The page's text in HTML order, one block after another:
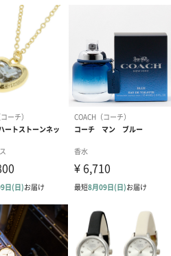
高さ90mm
ブランドBOX
/ ケース横：36mm / ケース厚み：